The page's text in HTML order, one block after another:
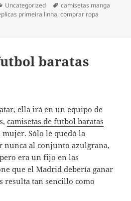
Categorías
Uncategorized Etiquetas
camisetas manga
primeira linha,comprar ropa
baratas
ella irá en un equipo de
camisetas de futbol baratas
mujer. Sólo le quedó la
nunca al conjunto azulgrana,
pero era un fijo en las
que el Madrid debería ganar
resulta tan sencillo como